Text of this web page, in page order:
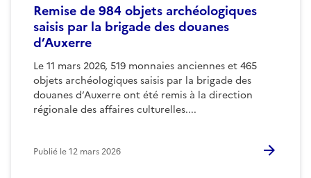
Remise de 984 objets archéologiques
saisis par la brigade des douanes
d’Auxerre
Le 11 mars 2026, 519 monnaies anciennes et 465
objets archéologiques saisis par la brigade des
douanes d’Auxerre ont été remis à la direction
régionale des affaires culturelles....
Publié le12 mars 2026